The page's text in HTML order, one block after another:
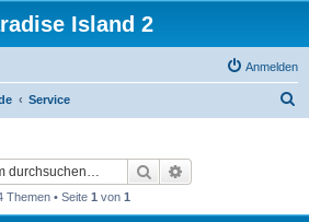
Island 2
Anmelden
Service
Suche
Themen • Seite 1 von 1